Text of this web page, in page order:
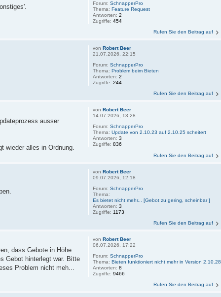
Forum: SchnapperPro
Thema: Feature Request
Antworten: 2
Zugriffe: 454
Rufen Sie den Beitrag auf
von Robert Beer
21.07.2026, 22:15
Forum: SchnapperPro
Thema: Problem beim Bieten
Antworten: 2
Zugriffe: 244
Rufen Sie den Beitrag auf
von Robert Beer
14.07.2026, 13:28
Forum: SchnapperPro
Thema: Update von 2.10.23 auf 2.10.25 scheitert
Antworten: 3
Zugriffe: 836
ausser
wieder alles in Ordnung.
Rufen Sie den Beitrag auf
von Robert Beer
09.07.2026, 12:18
Forum: SchnapperPro
Thema:
Es bietet nicht mehr... [Gebot zu gering, scheinbar ]
Antworten: 3
Zugriffe: 1173
Rufen Sie den Beitrag auf
von Robert Beer
06.07.2026, 17:22
Forum: SchnapperPro
Thema: Bieten funktioniert nicht mehr in Version 2.10.28
Antworten: 8
Zugriffe: 9466
dass Gebote in Höhe
Gebot hinterlegt war. Bitte
Problem nicht meh...
Rufen Sie den Beitrag auf